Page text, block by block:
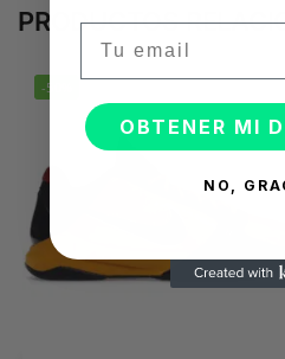
PRODUCTOS
-50%
OBTENER MI
NO,